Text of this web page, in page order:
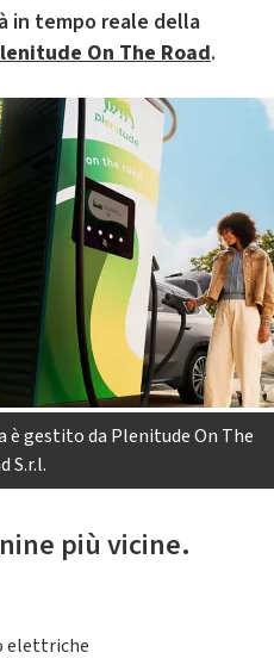
in tempo reale della
On The Road.
gestito da Plenitude On The
S.r.l.
più vicine.
elettriche